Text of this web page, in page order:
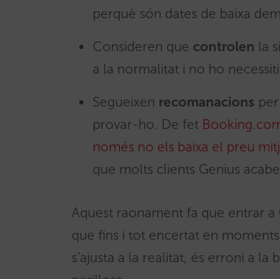
perquè són dates de baixa
Consideren que controlen la
a la normalitat i no ho
Segueixen recomanacions
provar-ho. De fet
només no els baixa el preu
que molts clients Genius
Aquest raonament fa que entrar a
que fins i tot encertat en
s’ajusta a la realitat, és erroni a